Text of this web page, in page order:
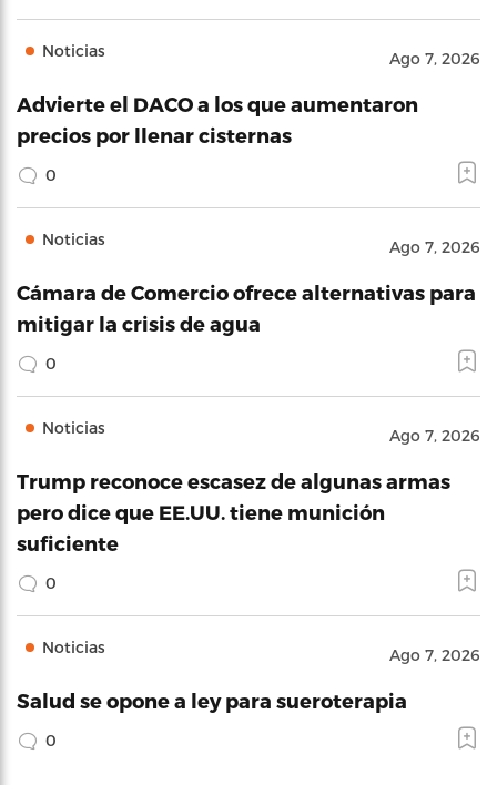
Noticias Ago 7, 2026
Advierte el DACO a los que aumentaron
precios por llenar cisternas
0
Noticias Ago 7, 2026
Cámara de Comercio ofrece alternativas para
mitigar la crisis de agua
0
Noticias Ago 7, 2026
Trump reconoce escasez de algunas armas
pero dice que EE.UU. tiene munición
suficiente
0
Noticias Ago 7, 2026
Salud se opone a ley para sueroterapia
0